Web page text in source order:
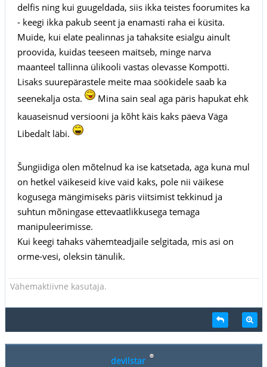
delfis ning kui guugeldada, siis ikka teistes foorumites ka
- keegi ikka pakub seent ja enamasti raha ei küsita.
Muide, kui elate pealinnas ja tahaksite esialgu ainult
proovida, kuidas teeseen maitseb, minge narva
maanteel tallinna ülikooli vastas olevasse Kompotti.
Lisaks suurepärastele meite maa söökidele saab ka
seenekalja osta.
Mina sain seal aga päris hapukat ehk
kauaseisnud versiooni ja kõht käis kaks päeva Väga
Libedalt läbi.
Šungiidiga olen mõtelnud ka ise katsetada, aga kuna mul
on hetkel väikeseid kive vaid kaks, pole nii väikese
kogusega mängimiseks päris viitsimist tekkinud ja
suhtun mõningase ettevaatlikkusega temaga
manipuleerimisse.
Kui keegi tahaks vähemteadjaile selgitada, mis asi on
orme-vesi, oleksin tänulik.
Vähemaktiivne kasutaja.
devilstar